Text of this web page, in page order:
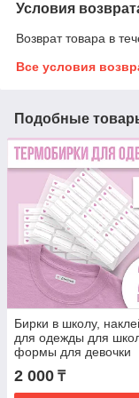
Условия
Возврат товара в
Все условия
Подобные
Бирки в школу,
для одежды для
формы для девочки
2 000 ₸